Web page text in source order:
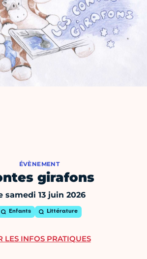
ÉVÈNEMENT
girafons
samedi 13 juin 2026
Enfants Littérature
LES INFOS PRATIQUES